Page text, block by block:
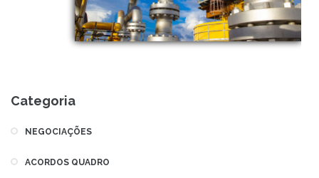
Categoria
NEGOCIAÇÕES
ACORDOS QUADRO